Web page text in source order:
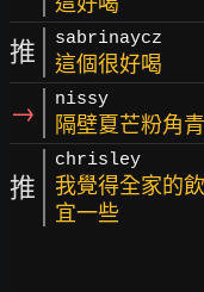
推 sabrinaycz
這個很好喝
→ nissy
隔壁夏芒粉角
推
chrisley
我覺得全家的
宜一些